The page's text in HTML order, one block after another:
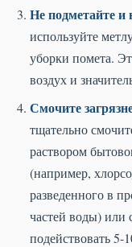
Не подметайте и
используйте
уборки помета.
воздух и
Смочите
тщательно
раствором
(например,
разведенного в
частей воды) или
подействовать 5-